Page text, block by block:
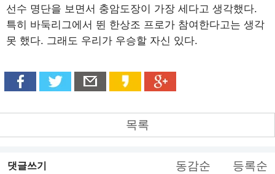
선수 명단을 보면서 충암도장이 가장 세다고 생각했다.
특히 바둑리그에서 뛴 한상조 프로가 참여한다고는 생각
못 했다. 그래도 우리가 우승할 자신 있다.
목록
댓글쓰기 동감순 등록순